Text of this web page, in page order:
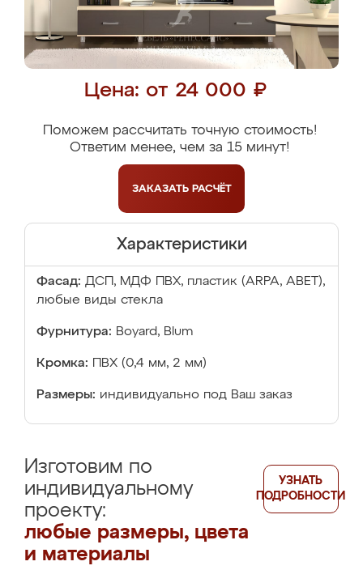
Цена: от 24 000 ₽
Поможем рассчитать точную стоимость!
Ответим менее, чем за 15 минут!
ЗАКАЗАТЬ РАСЧЁТ
Характеристики
Фасад: ДСП, МДФ ПВХ, пластик (ARPA, ABET),
любые виды стекла
Фурнитура: Boyard, Blum
Кромка: ПВХ (0,4 мм, 2 мм)
Размеры: индивидуально под Ваш заказ
Изготовим по
индивидуальному
проекту:
любые размеры, цвета
и материалы
УЗНАТЬ
ПОДРОБНОСТИ